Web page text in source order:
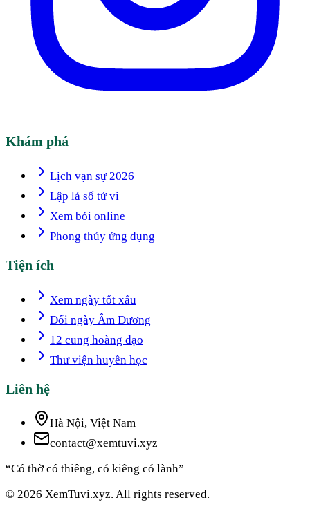
Khám phá
Lịch vạn sự 2026
Lập lá số tử vi
Xem bói online
Phong thủy ứng dụng
Tiện ích
Xem ngày tốt xấu
Đổi ngày Âm Dương
12 cung hoàng đạo
Thư viện huyền học
Liên hệ
Hà Nội, Việt Nam
contact@xemtuvi.xyz
“Có thờ có thiêng, có kiêng có lành”
© 2026 XemTuvi.xyz. All rights reserved.